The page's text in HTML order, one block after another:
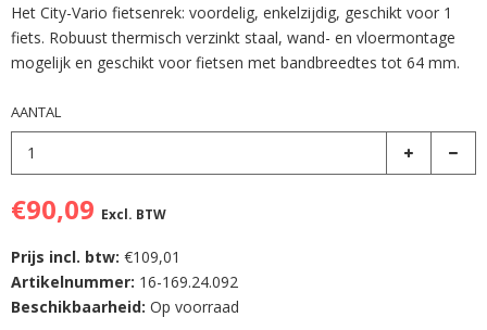
Het City-Vario fietsenrek: voordelig, enkelzijdig, geschikt voor 1
fiets. Robuust thermisch verzinkt staal, wand- en vloermontage
mogelijk en geschikt voor fietsen met bandbreedtes tot 64 mm.
AANTAL
€90,09 Excl. BTW
Prijs incl. btw: €109,01
Artikelnummer: 16-169.24.092
Beschikbaarheid: Op voorraad